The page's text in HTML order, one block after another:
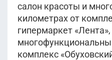
салон красоты и
километрах от
гипермаркет
комплекс